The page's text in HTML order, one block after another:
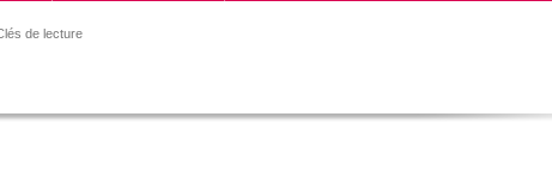
de lecture